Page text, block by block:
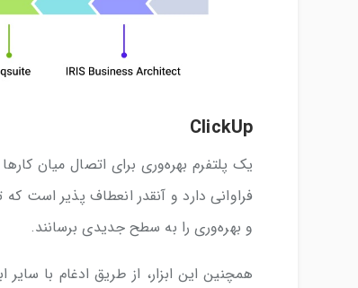
ClickUp
فراوانی دارد و آنقدر انعطاف پذیر است
و بهره‌وری را به سطح جدیدی برسانند.
همچنین این ابزار، از طریق ادغام با